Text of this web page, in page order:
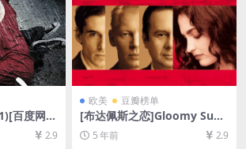
百度网盘
未删减
/下载][MP
2.9
欧美 豆瓣榜单
[布达佩斯之恋]Gloomy Sund
ay – Ein Lied von Liebe und
Tod (1999)[百度网盘+迅雷云
5 年前 2.9